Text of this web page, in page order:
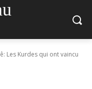
Les Kurdes qui ont vaincu